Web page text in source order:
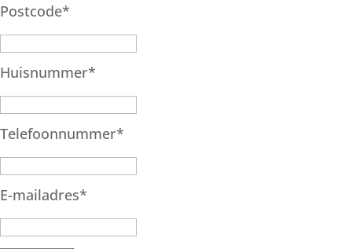
Postcode*
Huisnummer*
Telefoonnummer*
E-mailadres*